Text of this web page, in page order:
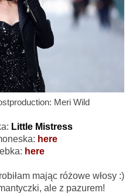
Meri Wild
Little Mistress
here
here
mając różowe włosy :)
ale z pazurem!